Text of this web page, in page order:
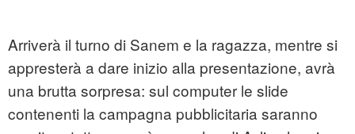
Arriverà il turno di Sanem e la ragazza, mentre si
appresterà a dare inizio alla presentazione, avrà
una brutta sorpresa: sul computer le slide
contenenti la campagna pubblicitaria saranno